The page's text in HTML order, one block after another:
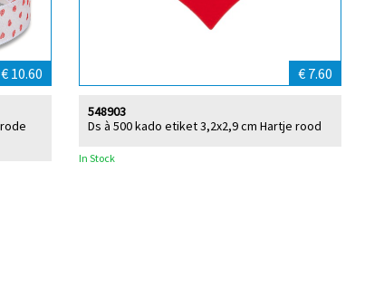
€ 10.60 € 7.60
Ds à 500 kado etiket 3,2x2,9 cm Hartje rood
548903
In Stock